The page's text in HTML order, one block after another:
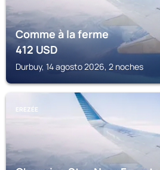
Comme à la ferme
412USD
Durbuy, 14 agosto 2026, 2 noches
EREZÉE